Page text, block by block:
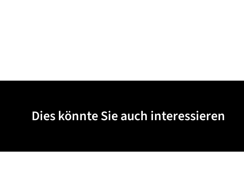
Dies könnte Sie auch interessieren